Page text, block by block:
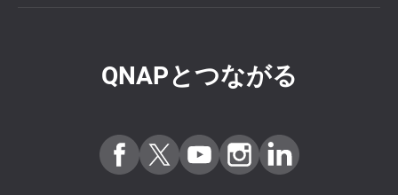
QNAPとつながる